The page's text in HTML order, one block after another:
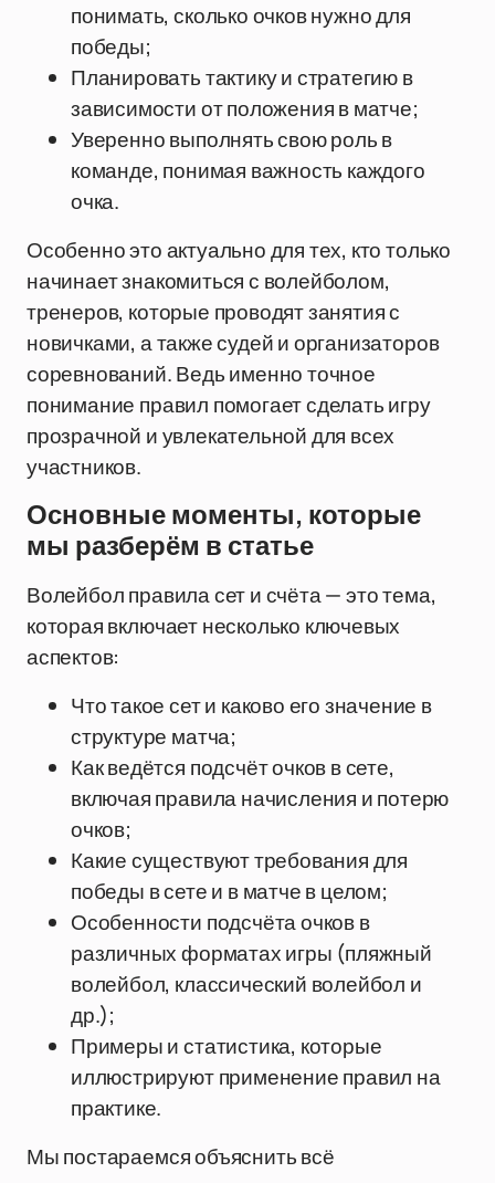
понимать, сколько очков нужно для
победы;
Планировать тактику и стратегию в
зависимости от положения в матче;
Уверенно выполнять свою роль в
команде, понимая важность каждого
очка.
Особенно это актуально для тех, кто только
начинает знакомиться с волейболом,
тренеров, которые проводят занятия с
новичками, а также судей и организаторов
соревнований. Ведь именно точное
понимание правил помогает сделать игру
прозрачной и увлекательной для всех
участников.
Основные моменты, которые
мы разберём в статье
Волейбол правила сет и счёта — это тема,
которая включает несколько ключевых
аспектов:
Что такое сет и каково его значение в
структуре матча;
Как ведётся подсчёт очков в сете,
включая правила начисления и потерю
очков;
Какие существуют требования для
победы в сете и в матче в целом;
Особенности подсчёта очков в
различных форматах игры (пляжный
волейбол, классический волейбол и
др.);
Примеры и статистика, которые
иллюстрируют применение правил на
практике.
Мы постараемся объяснить всё